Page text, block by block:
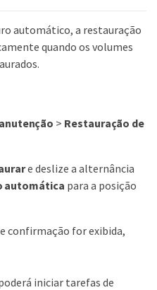
automático, a restauração
quando os volumes
> Restauração de
e deslize a alternância
automática para a posição
confirmação for exibida,
iniciar tarefas de